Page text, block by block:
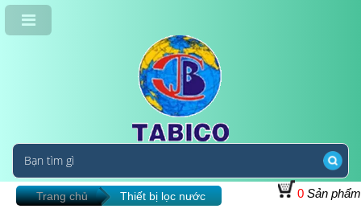
0 Sản phẩm
Trang chủ Thiết bị lọc nước